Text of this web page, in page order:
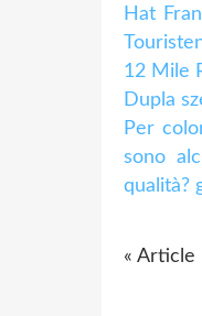
Hat
12 Mile
Dupla
Per
sono
qualità?
« Article